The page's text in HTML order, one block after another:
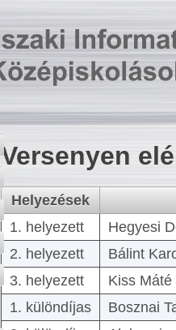
Versenyen
Helyezések
1. helyezett
Hegyesi
2. helyezett
Bálint
3. helyezett
Kiss
1. különdíjas
Bosznai